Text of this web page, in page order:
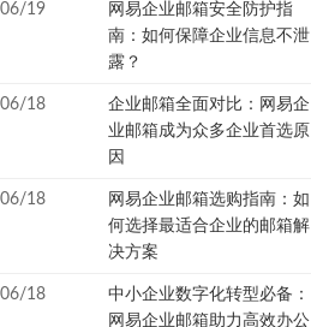
06/19
网易企业邮箱安全防护指
南：如何保障企业信息不泄
露？
06/18
企业邮箱全面对比：网易企
业邮箱成为众多企业首选原
因
06/18
网易企业邮箱选购指南：如
何选择最适合企业的邮箱解
决方案
06/18
中小企业数字化转型必备：
网易企业邮箱助力高效办公